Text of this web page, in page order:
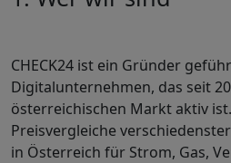
CHECK24 ist ein Gründer
Digitalunternehmen, das seit
österreichischen Markt aktiv
Preisvergleiche
in Österreich für Strom, Gas,